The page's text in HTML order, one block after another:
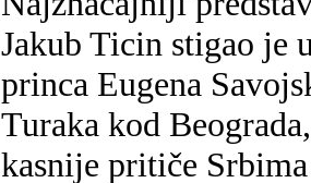
Jakub Ticin stigao je
princa Eugena
Turaka kod
kasnije pritiče